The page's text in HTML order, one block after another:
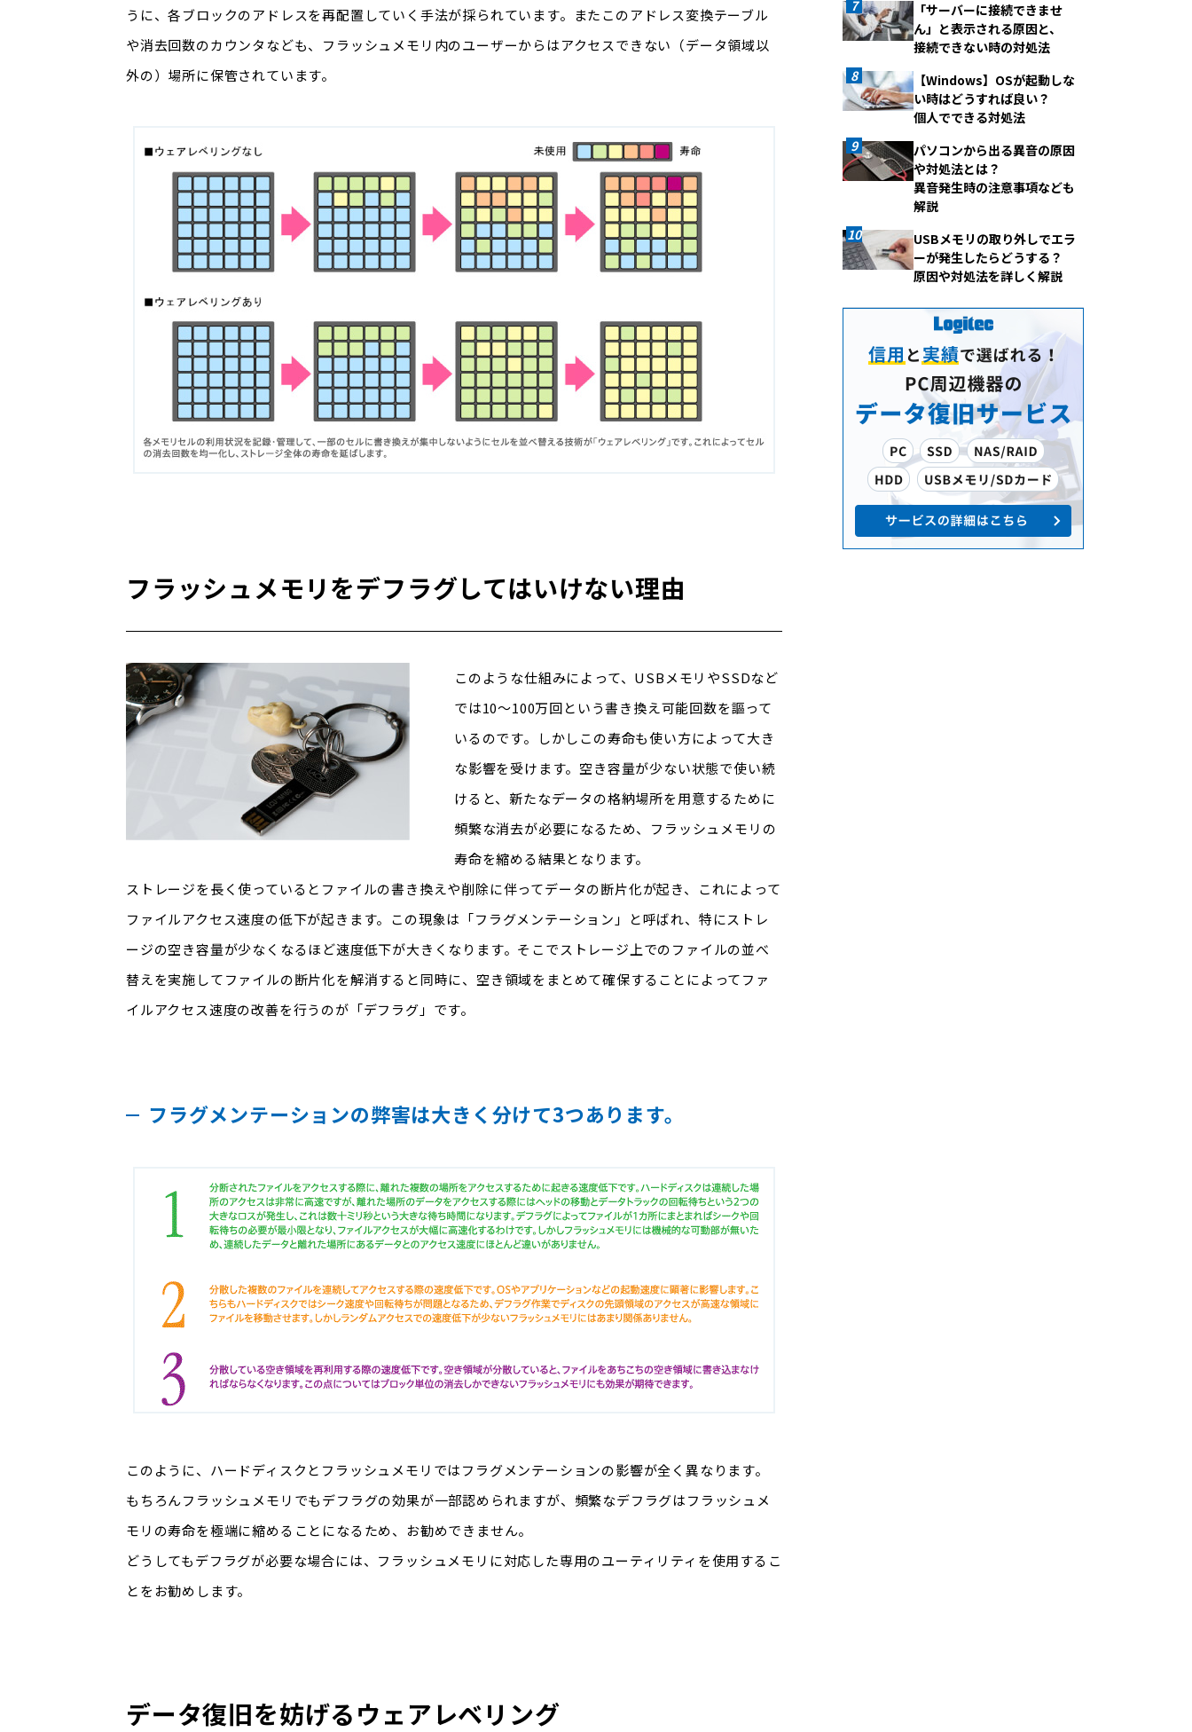
うに、各ブロックのアドレスを再配置していく手法が採られています。またこのアドレス変換テーブル
や消去回数のカウンタなども、フラッシュメモリ内のユーザーからはアクセスできない（データ領域以
外の）場所に保管されています。
フラッシュメモリをデフラグしてはいけない理由
このような仕組みによって、USBメモリやSSDなど
では10～100万回という書き換え可能回数を謳って
いるのです。しかしこの寿命も使い方によって大き
な影響を受けます。空き容量が少ない状態で使い続
けると、新たなデータの格納場所を用意するために
頻繁な消去が必要になるため、フラッシュメモリの
寿命を縮める結果となります。
ストレージを長く使っているとファイルの書き換えや削除に伴ってデータの断片化が起き、これによって
ファイルアクセス速度の低下が起きます。この現象は「フラグメンテーション」と呼ばれ、特にストレ
ージの空き容量が少なくなるほど速度低下が大きくなります。そこでストレージ上でのファイルの並べ
替えを実施してファイルの断片化を解消すると同時に、空き領域をまとめて確保することによってファ
イルアクセス速度の改善を行うのが「デフラグ」です。
フラグメンテーションの弊害は大きく分けて3つあります。
このように、ハードディスクとフラッシュメモリではフラグメンテーションの影響が全く異なります。
もちろんフラッシュメモリでもデフラグの効果が一部認められますが、頻繁なデフラグはフラッシュメ
モリの寿命を極端に縮めることになるため、お勧めできません。
どうしてもデフラグが必要な場合には、フラッシュメモリに対応した専用のユーティリティを使用するこ
とをお勧めします。
データ復旧を妨げるウェアレベリング
「サーバーに接続できませ
ん」と表示される原因と、
接続できない時の対処法
【Windows】OSが起動しな
い時はどうすれば良い？
個人でできる対処法
パソコンから出る異音の原因
や対処法とは？
異音発生時の注意事項なども
解説
USBメモリの取り外しでエラ
ーが発生したらどうする？
原因や対処法を詳しく解説